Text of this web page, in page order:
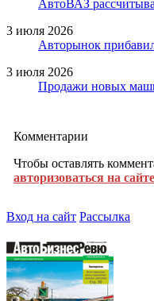
АвтоВАЗ
3 июля 2026
Авторынок
3 июля 2026
Продажи новых
Комментарии
Чтобы оставлять
авторизоваться на сайте
Вход на сайт Рассылка